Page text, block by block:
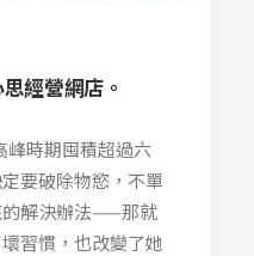
經營網店。
峰時期囤積超過六
要破除物慾，不單
的解決辦法——那就
習慣，也改變了她